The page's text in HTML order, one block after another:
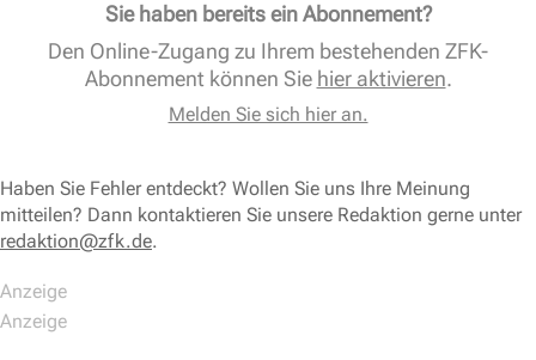
Sie haben bereits ein Abonnement?
Den Online-Zugang zu Ihrem bestehenden ZFK-
Abonnement können Sie hier aktivieren.
Melden Sie sich hier an.
Haben Sie Fehler entdeckt? Wollen Sie uns Ihre Meinung
mitteilen? Dann kontaktieren Sie unsere Redaktion gerne unter
redaktion@zfk.de.